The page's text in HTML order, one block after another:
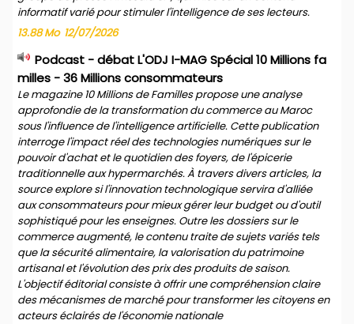
informatif varié pour stimuler l'intelligence de ses lecteurs.
13.88 Mo 12/07/2026
Podcast - débat L'ODJ I-MAG Spécial 10 Millions fa
milles - 36 Millions consommateurs
Le magazine 10 Millions de Familles propose une analyse
approfondie de la transformation du commerce au Maroc
sous l'influence de l'intelligence artificielle. Cette publication
interroge l'impact réel des technologies numériques sur le
pouvoir d'achat et le quotidien des foyers, de l'épicerie
traditionnelle aux hypermarchés. À travers divers articles, la
source explore si l'innovation technologique servira d'alliée
aux consommateurs pour mieux gérer leur budget ou d'outil
sophistiqué pour les enseignes. Outre les dossiers sur le
commerce augmenté, le contenu traite de sujets variés tels
que la sécurité alimentaire, la valorisation du patrimoine
artisanal et l'évolution des prix des produits de saison.
L'objectif éditorial consiste à offrir une compréhension claire
des mécanismes de marché pour transformer les citoyens en
acteurs éclairés de l'économie nationale